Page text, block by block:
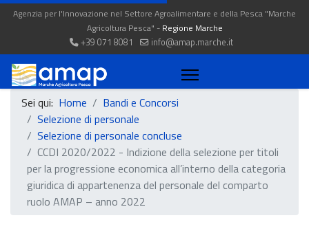
Agenzia per l'Innovazione nel Settore Agroalimentare e della Pesca "Marche
Agricoltura Pesca" - Regione Marche
+39 071 8081
info@amap.marche.it
Sei qui: Home
Bandi e Concorsi
Selezione di personale
Selezione di personale concluse
CCDI 2020/2022 - Indizione della selezione per titoli
per la progressione economica all’interno della categoria
giuridica di appartenenza del personale del comparto
ruolo AMAP – anno 2022